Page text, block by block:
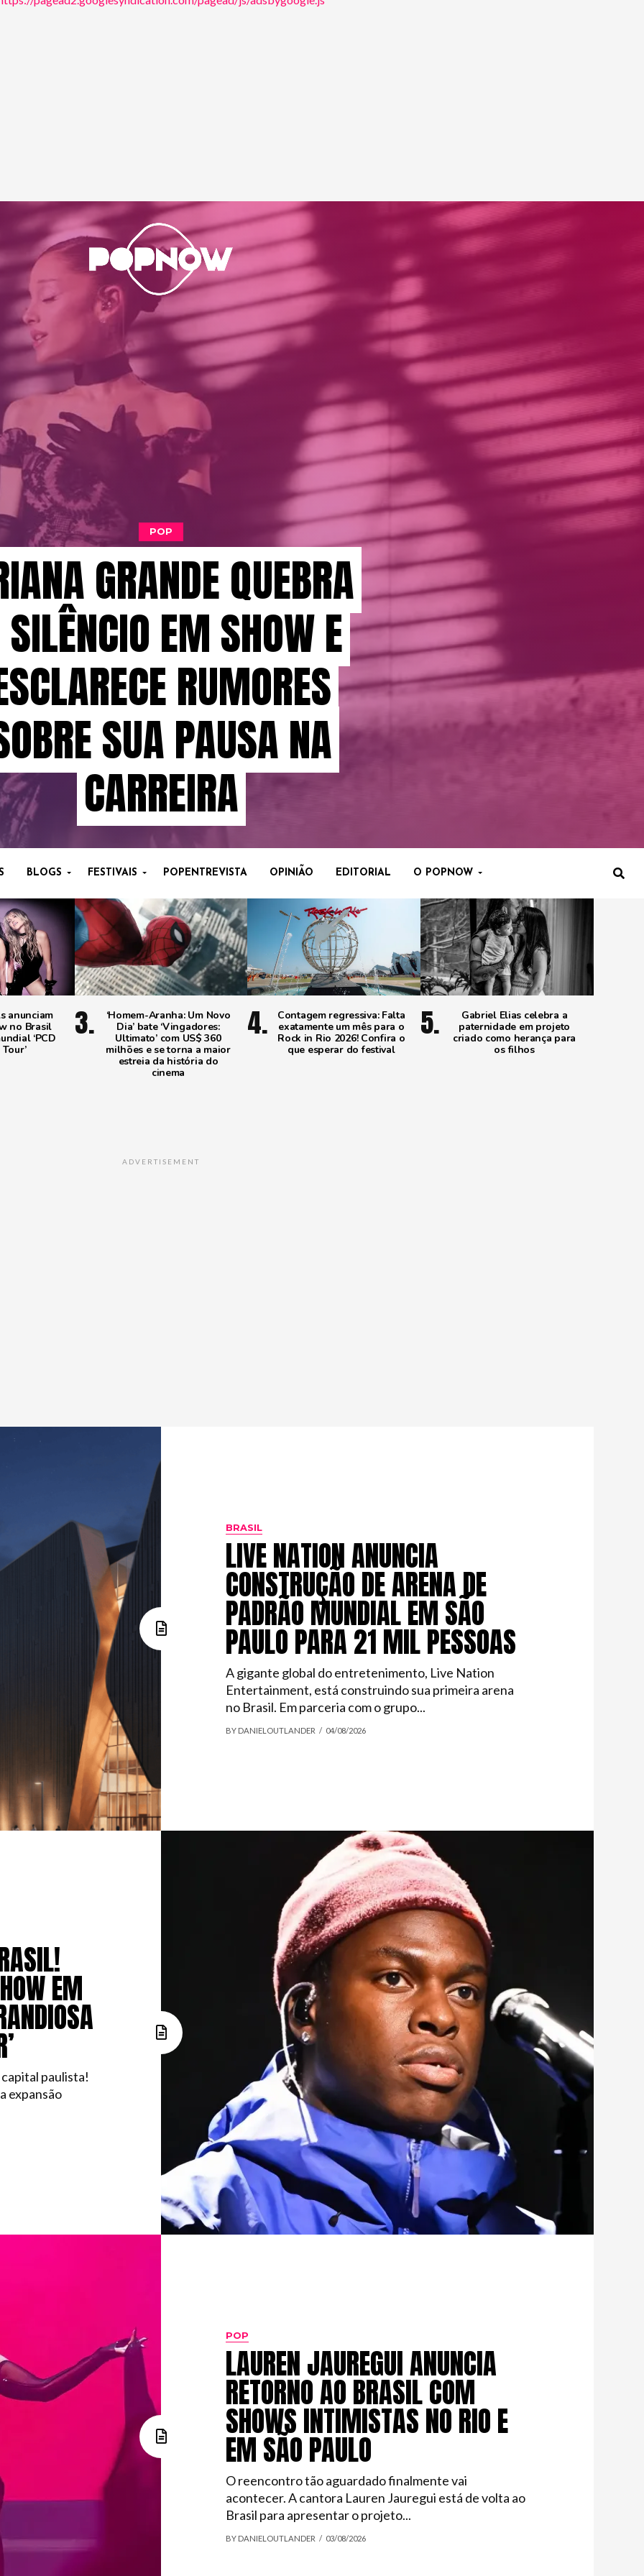
POP
GRANDE QUEBRA
EM SHOW E
RUMORES
SUA PAUSA NA
CARREIRA
BLOGS FESTIVAIS POPENTREVISTA OPINIÃO EDITORIAL O POPNOW
anunciam
no Brasil
‘PCD
‘Homem-Aranha: Um Novo
Dia’ bate ‘Vingadores:
Ultimato’ com US$ 360
milhões e se torna a maior
estreia da história do
cinema
Contagem regressiva: Falta
exatamente um mês para o
Rock in Rio 2026! Confira o
que esperar do festival
Gabriel Elias celebra a
paternidade em projeto
criado como herança para
os filhos
ADVERTISEMENT
BRASIL
LIVE NATION ANUNCIA
CONSTRUÇÃO DE ARENA DE
PADRÃO MUNDIAL EM SÃO
PAULO PARA 21 MIL PESSOAS
A gigante global do entretenimento, Live Nation
Entertainment, está construindo sua primeira arena
no Brasil. Em parceria com o grupo...
BY DANIELOUTLANDER 04/08/2026
EM
paulista!
expansão
POP
LAUREN JAUREGUI ANUNCIA
RETORNO AO BRASIL COM
SHOWS INTIMISTAS NO RIO E
EM SÃO PAULO
O reencontro tão aguardado finalmente vai
acontecer. A cantora Lauren Jauregui está de volta ao
Brasil para apresentar o projeto...
BY DANIELOUTLANDER 03/08/2026